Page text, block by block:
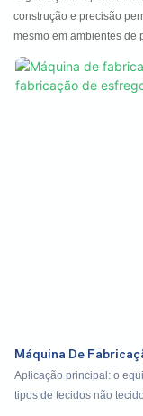
construção e precisão
mesmo em ambientes de
Máquina De
Fabricação De
Aplicação principal: o
tipos de tecidos não